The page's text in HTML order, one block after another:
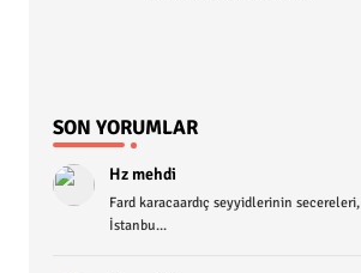
SON YORUMLAR
Hz mehdi
Fard karacaardıç seyyidlerinin secereleri,
İstanbu...